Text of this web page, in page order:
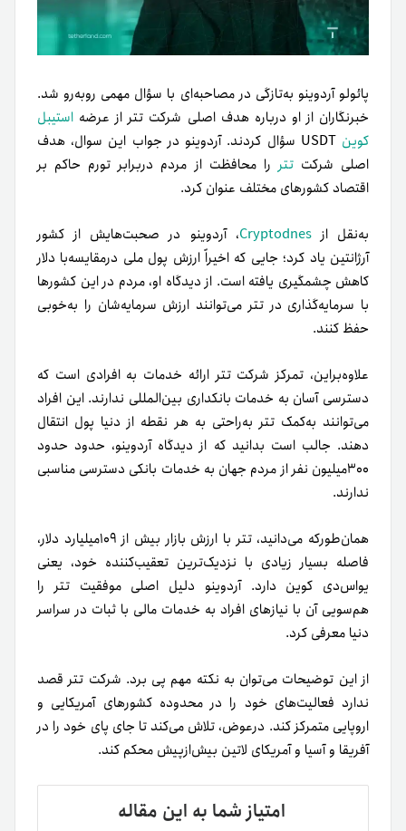
پائولو آردوینو به‌تازگی در مصاحبه‌ای با سؤال مهمی روبه‌رو شد.
خبرنگاران از او درباره هدف اصلی شرکت تتر از عرضه استیبل
کوین
USDT سؤال کردند. آردوینو در جواب این سوال، هدف
اصلی شرکتتتررا محافظت از مردم در‌برابر تورم حاکم بر
اقتصاد کشورهای مختلف عنوان کرد.
به‌نقل ازCryptodnes، آردوینو در صحبت‌هایش از کشور
آرژانتین یاد کرد؛ جایی که اخیراً ارزش پول ملی در‌مقایسه‌با دلار
کاهش چشمگیری یافته است. از دیدگاه او، مردم در این کشورها
با سرمایه‌گذاری در تتر می‌توانند ارزش سرمایه‌شان را به‌خوبی
حفظ کنند.
علاوه‌براین، تمرکز شرکت تتر ارائه خدمات به افرادی است که
دسترسی آسان به خدمات بانکداری بین‌المللی ندارند. این افراد
می‌توانند به‌کمک تتر به‌راحتی به هر نقطه از دنیا پول انتقال
دهند. جالب است بدانید که از دیدگاه آردوینو، حدود حدود
۳۰۰میلیون نفر از مردم جهان به خدمات بانکی دسترسی مناسبی
ندارند.
همان‌طور‌که می‌دانید، تتر با ارزش بازار بیش از ۱۰۹میلیارد دلار،
فاصله بسیار زیادی با نزدیک‌ترین تعقیب‌کننده خود، یعنی
یو‌اس‌دی کوین دارد. آردوینو دلیل اصلی موفقیت تتر را
هم‌سویی آن با نیازهای افراد به خدمات مالی با ثبات در سراسر
دنیا معرفی کرد.
از این توضیحات می‌توان به نکته مهم پی برد. شرکت تتر قصد
ندارد فعالیت‌های خود را در محدوده کشورهای آمریکایی و
اروپایی متمرکز کند. درعوض، تلاش می‌کند تا جای پای خود را در
آفریقا و آسیا و آمریکای لاتین بیش‌از‌پیش محکم کند.
امتیاز شما به این مقاله